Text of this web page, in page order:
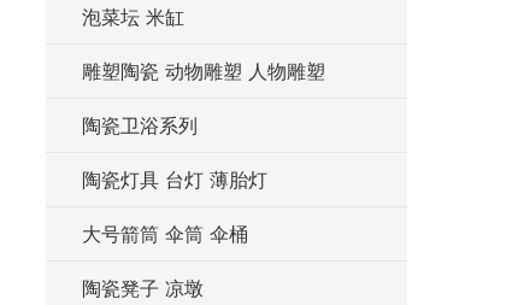
泡菜坛 米缸
雕塑陶瓷 动物雕塑 人物雕塑
陶瓷卫浴系列
陶瓷灯具 台灯 薄胎灯
大号箭筒 伞筒 伞桶
陶瓷凳子 凉墩